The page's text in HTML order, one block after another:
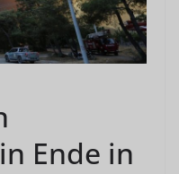
Ende in